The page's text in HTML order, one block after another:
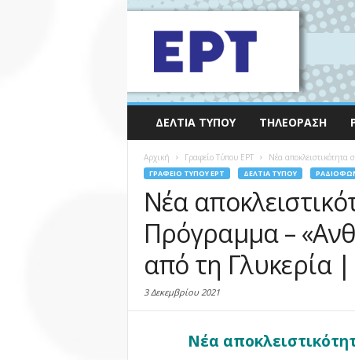
ΔΕΛΤΊΑ ΤΎΠΟΥ ΤΗΛΕΌΡΑΣΗ
Αρχική Γραφείο Τύπου ΕΡΤ Νέα
ΓΡΑΦΕΊΟ ΤΎΠΟΥ ΕΡΤ ΔΕΛΤΊΑ ΤΎΠΟΥ
Νέα
Πρόγραμμα –
από τη Γλυκερία
3 Δεκεμβρίου 2021
Νέα